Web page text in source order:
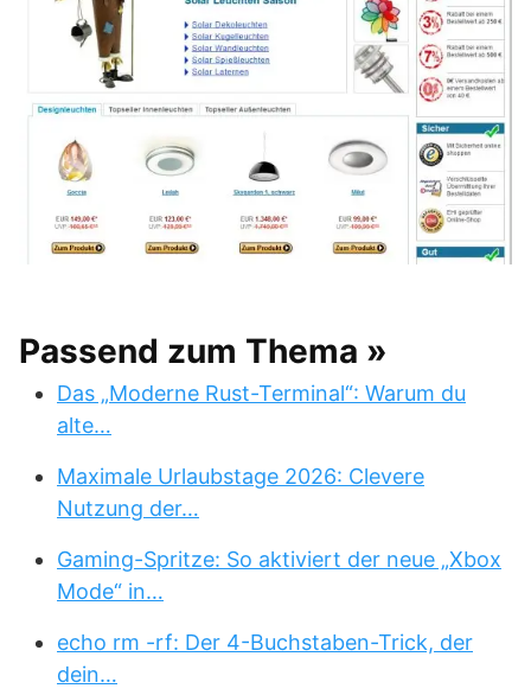
Passend zum Thema »
Das „Moderne Rust-Terminal“: Warum du
alte…
Maximale Urlaubstage 2026: Clevere
Nutzung der…
Gaming-Spritze: So aktiviert der neue „Xbox
Mode“ in…
echo rm -rf: Der 4-Buchstaben-Trick, der
dein…